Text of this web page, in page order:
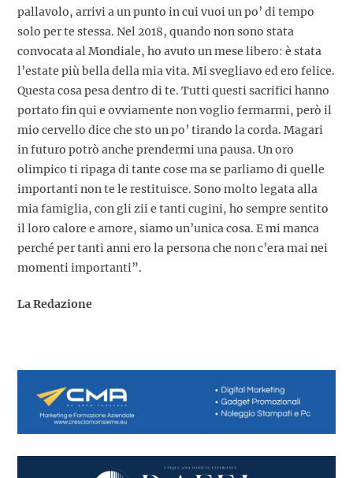
pallavolo, arrivi a un punto in cui vuoi un po’ di tempo
solo per te stessa. Nel 2018, quando non sono stata
convocata al Mondiale, ho avuto un mese libero: è stata
l’estate più bella della mia vita. Mi svegliavo ed ero felice.
Questa cosa pesa dentro di te. Tutti questi sacrifici hanno
portato fin qui e ovviamente non voglio fermarmi, però il
mio cervello dice che sto un po’ tirando la corda. Magari
in futuro potrò anche prendermi una pausa. Un oro
olimpico ti ripaga di tante cose ma se parliamo di quelle
importanti non te le restituisce. Sono molto legata alla
mia famiglia, con gli zii e tanti cugini, ho sempre sentito
il loro calore e amore, siamo un’unica cosa. E mi manca
perché per tanti anni ero la persona che non c’era mai nei
momenti importanti”.
La Redazione